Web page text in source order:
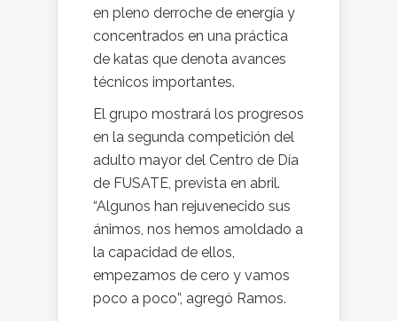
en pleno derroche de energía y
concentrados en una práctica
de katas que denota avances
técnicos importantes.
El grupo mostrará los progresos
en la segunda competición del
adulto mayor del Centro de Día
de FUSATE, prevista en abril.
“Algunos han rejuvenecido sus
ánimos, nos hemos amoldado a
la capacidad de ellos,
empezamos de cero y vamos
poco a poco”, agregó Ramos.